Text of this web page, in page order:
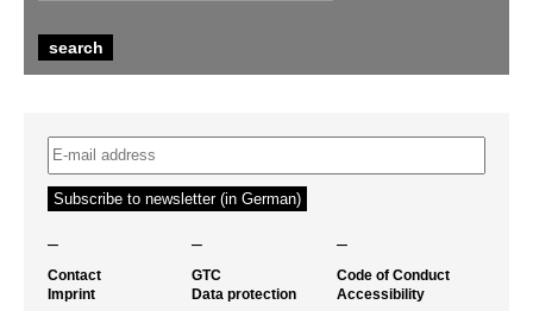
– – –
Contact
Imprint
GTC
Data protection
Code of Conduct
Accessibility